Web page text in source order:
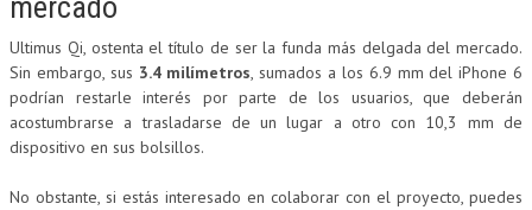
mercado
Ultimus Qi, ostenta el título de ser la funda más delgada del mercado.
Sin embargo, sus 3.4 milímetros, sumados a los 6.9 mm del iPhone 6
podrían restarle interés por parte de los usuarios, que deberán
acostumbrarse a trasladarse de un lugar a otro con 10,3 mm de
dispositivo en sus bolsillos.
No obstante, si estás interesado en colaborar con el proyecto, puedes